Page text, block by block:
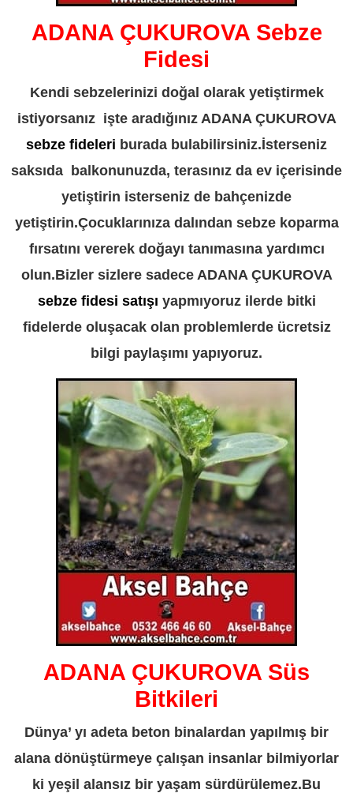
ADANA ÇUKUROVA Sebze
Fidesi
Kendi sebzelerinizi doğal olarak yetiştirmek
istiyorsanız işte aradığınız ADANA ÇUKUROVA
sebze fideleri burada bulabilirsiniz.İsterseniz
saksıda balkonunuzda, terasınız da ev içerisinde
yetiştirin isterseniz de bahçenizde
yetiştirin.Çocuklarınıza dalından sebze koparma
fırsatını vererek doğayı tanımasına yardımcı
olun.Bizler sizlere sadece ADANA ÇUKUROVA
sebze fidesi satışı yapmıyoruz ilerde bitki
fidelerde oluşacak olan problemlerde ücretsiz
bilgi paylaşımı yapıyoruz.
ADANA ÇUKUROVA Süs
Bitkileri
Dünya’ yı adeta beton binalardan yapılmış bir
alana dönüştürmeye çalışan insanlar bilmiyorlar
ki yeşil alansız bir yaşam sürdürülemez.Bu